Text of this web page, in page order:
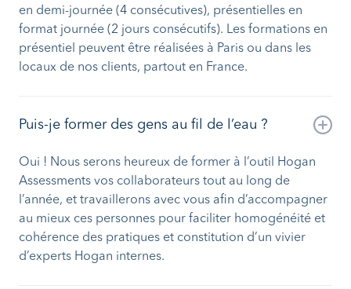
en demi-journée (4 consécutives), présentielles en
format journée (2 jours consécutifs). Les formations en
présentiel peuvent être réalisées à Paris ou dans les
locaux de nos clients, partout en France.
Puis-je former des gens au fil de l’eau ?
Oui ! Nous serons heureux de former à l’outil Hogan
Assessments vos collaborateurs tout au long de
l’année, et travaillerons avec vous afin d’accompagner
au mieux ces personnes pour faciliter homogénéité et
cohérence des pratiques et constitution d’un vivier
d’experts Hogan internes.